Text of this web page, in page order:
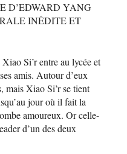
D’EDWARD YANG
INÉDITE ET
Si’r entre au lycée et
amis. Autour d’eux
mais Xiao Si’r se tient
jour où il fait la
amoureux. Or celle-
d’un des deux